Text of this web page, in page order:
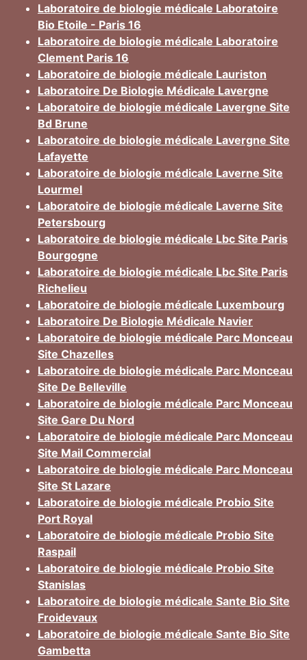
Laboratoire de biologie médicale Laboratoire
Bio Etoile - Paris 16
Laboratoire de biologie médicale Laboratoire
Clement Paris 16
Laboratoire de biologie médicale Lauriston
Laboratoire De Biologie Médicale Lavergne
Laboratoire de biologie médicale Lavergne Site
Bd Brune
Laboratoire de biologie médicale Lavergne Site
Lafayette
Laboratoire de biologie médicale Laverne Site
Lourmel
Laboratoire de biologie médicale Laverne Site
Petersbourg
Laboratoire de biologie médicale Lbc Site Paris
Bourgogne
Laboratoire de biologie médicale Lbc Site Paris
Richelieu
Laboratoire de biologie médicale Luxembourg
Laboratoire De Biologie Médicale Navier
Laboratoire de biologie médicale Parc Monceau
Site Chazelles
Laboratoire de biologie médicale Parc Monceau
Site De Belleville
Laboratoire de biologie médicale Parc Monceau
Site Gare Du Nord
Laboratoire de biologie médicale Parc Monceau
Site Mail Commercial
Laboratoire de biologie médicale Parc Monceau
Site St Lazare
Laboratoire de biologie médicale Probio Site
Port Royal
Laboratoire de biologie médicale Probio Site
Raspail
Laboratoire de biologie médicale Probio Site
Stanislas
Laboratoire de biologie médicale Sante Bio Site
Froidevaux
Laboratoire de biologie médicale Sante Bio Site
Gambetta